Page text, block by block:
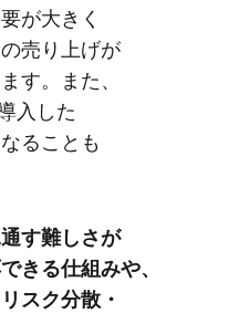
が​大きく​
売り上げが​
す。​また、​
入した​
ることも​
す難しさが​
きる​仕組みや、​
スク分散・